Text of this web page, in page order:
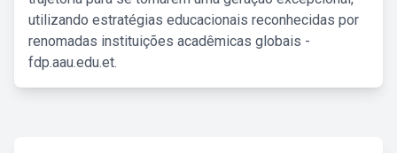
utilizando estratégias educacionais reconhecidas por
renomadas instituições acadêmicas globais -
fdp.aau.edu.et.